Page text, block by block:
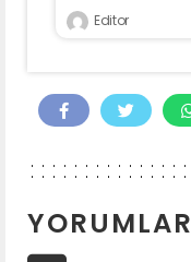
Editor
YORUMLAR